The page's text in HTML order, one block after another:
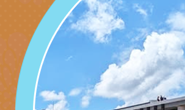
會」
職員及家長
會（以下簡
115年國民
明會」
轉知台中市
協會辦理「
之光身心障
檢送國立臺
視覺障礙學
「區域職業